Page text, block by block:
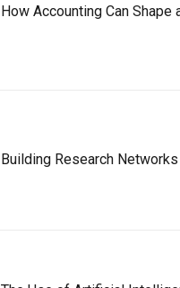
How Accounting Can Shape
Building Research Networks